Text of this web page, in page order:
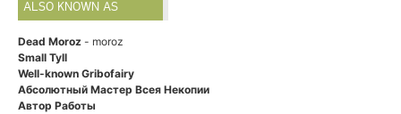
ALSO KNOWN AS
Dead Moroz - moroz
Small Tyll
Well-known Gribofairy
Абсолютный Мастер Всея Некопии
Автор Работы